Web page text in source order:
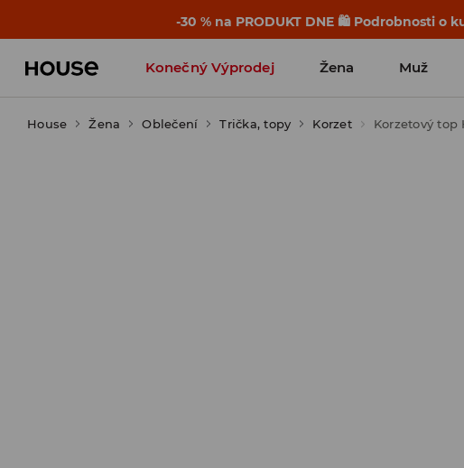
-30 % na PRODUKT DNE 🛍️ Podrobnosti o
Konečný Výprodej Žena Muž
House Žena Oblečení Trička, topy Korzet Korzetový top